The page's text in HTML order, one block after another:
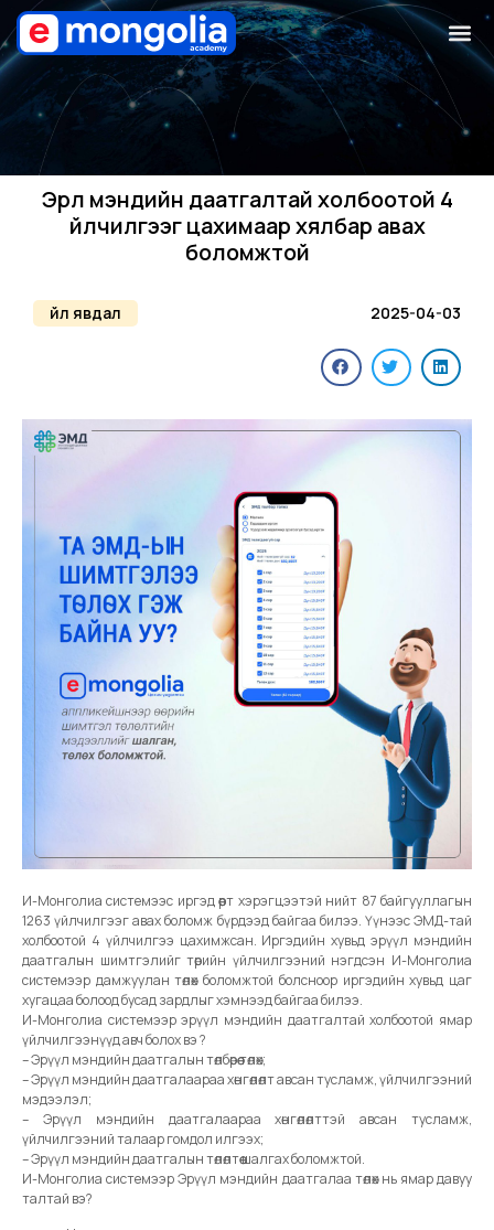
Эрүүл мэндийн даатгалтай холбоотой 4
үйлчилгээг цахимаар хялбар авах
боломжтой
Үйл явдал 2025-04-03
И-Монголиа системээс иргэд өөрт хэрэгцээтэй нийт 87 байгууллагын
1263 үйлчилгээг авах боломж бүрдээд байгаа билээ. Үүнээс ЭМД-тай
холбоотой 4 үйлчилгээ цахимжсан. Иргэдийн хувьд эрүүл мэндийн
даатгалын шимтгэлийг төрийн үйлчилгээний нэгдсэн И-Монголиа
системээр дамжуулан төлөх боломжтой болсноор иргэдийн хувьд цаг
хугацаа болоод бусад зардлыг хэмнээд байгаа билээ.
И-Монголиа системээр эрүүл мэндийн даатгалтай холбоотой ямар
үйлчилгээнүүд авч болох вэ ?
– Эрүүл мэндийн даатгалын төлбөрөө төлөх;
– Эрүүл мэндийн даатгалаараа хөнгөлөлт авсан тусламж, үйлчилгээний
мэдээлэл;
– Эрүүл мэндийн даатгалаараа хөнгөлөлттэй авсан тусламж,
үйлчилгээний талаар гомдол илгээх;
– Эрүүл мэндийн даатгалын төлөлтөө шалгах боломжтой.
И-Монголиа системээр Эрүүл мэндийн даатгалаа төлөх нь ямар давуу
талтай вэ?